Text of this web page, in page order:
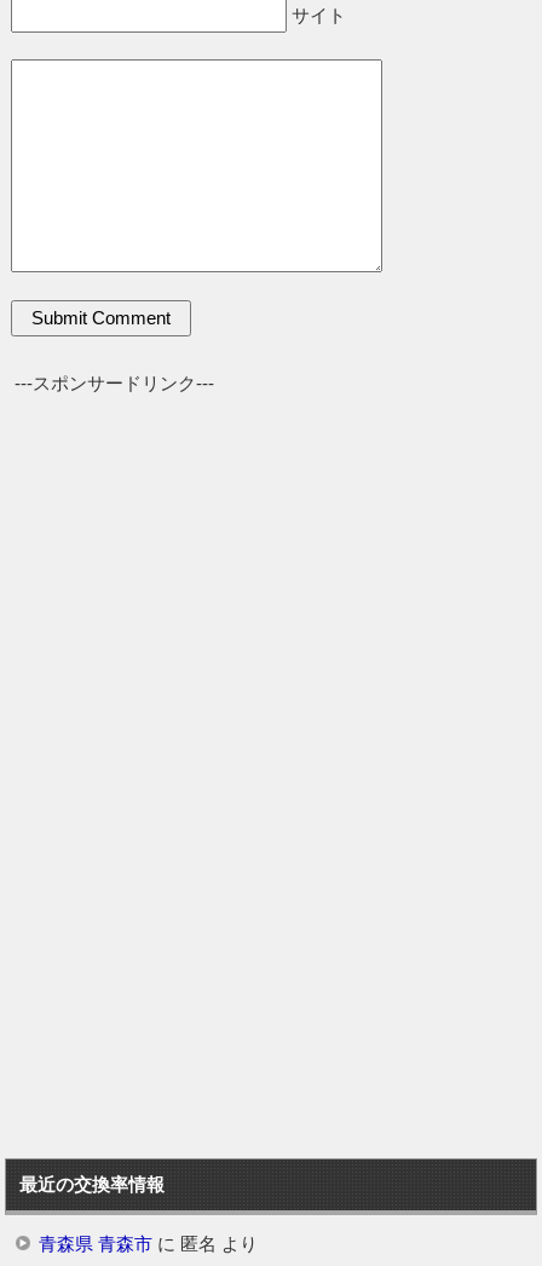
サイト
---スポンサードリンク---
最近の交換率情報
青森県 青森市に 匿名 より